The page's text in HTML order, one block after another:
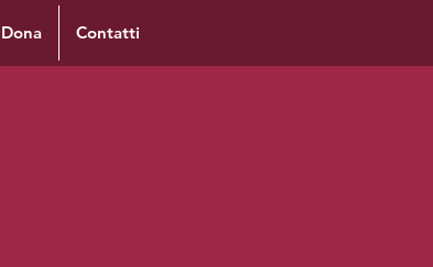
Dona Contatti